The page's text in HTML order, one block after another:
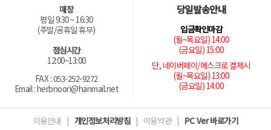
매장
평일 9:30 ~ 16:30
(주말/공휴일 휴무)
점심시간
12:00~13:00
FAX : 053-252-9272
Email : herbnoori@hanmail.net
당일발송안내
입금확인마감
(월~목요일) 14:00
(금요일) 15:00
단, 네이버페이/에스크로 결제시
(월~목요일) 13:00
(금요일) 14:00
이용안내 | 개인정보처리방침 | 이용약관 | PC Ver 바로가기